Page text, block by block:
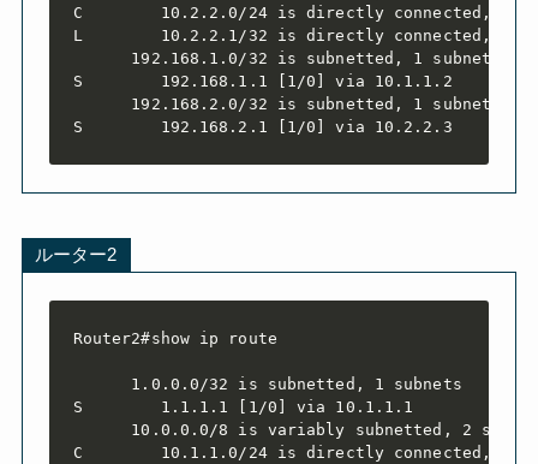
C        10.2.2.0/24 is directly connected,
L        10.2.2.1/32 is directly connected,
      192.168.1.0/32 is subnetted, 1 subnets
S        192.168.1.1 [1/0] via 10.1.1.2
      192.168.2.0/32 is subnetted, 1 subnets
S        192.168.2.1 [1/0] via 10.2.2.3
ルーター2
Router2#show ip route
      1.0.0.0/32 is subnetted, 1 subnets
S        1.1.1.1 [1/0] via 10.1.1.1
10.0.0.0/8 is variably subnetted, 2
C        10.1.1.0/24 is directly connected,